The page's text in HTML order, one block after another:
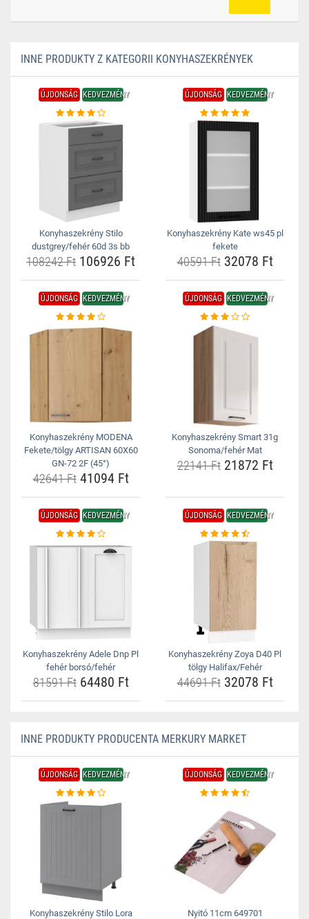
INNE PRODUKTY Z KATEGORII KONYHASZEKRÉNYEK
ÚJDONSÁG KEDVEZMÉNY
Konyhaszekrény Stilo
dustgrey/fehér 60d 3s bb
108242 Ft 106926 Ft
ÚJDONSÁG KEDVEZMÉNY
Konyhaszekrény Kate ws45 pl
fekete
40591 Ft32078 Ft
ÚJDONSÁG KEDVEZMÉNY
Konyhaszekrény MODENA
Fekete/tölgy ARTISAN 60X60
GN-72 2F (45°)
42641 Ft41094 Ft
ÚJDONSÁG KEDVEZMÉNY
Konyhaszekrény Smart 31g
Sonoma/fehér Mat
22141 Ft21872 Ft
ÚJDONSÁG KEDVEZMÉNY
Konyhaszekrény Adele Dnp Pl
fehér borsó/fehér
81591 Ft64480 Ft
ÚJDONSÁG KEDVEZMÉNY
Konyhaszekrény Zoya D40 Pl
tölgy Halifax/Fehér
44691 Ft32078 Ft
INNE PRODUKTY PRODUCENTA MERKURY MARKET
ÚJDONSÁG KEDVEZMÉNY
Konyhaszekrény Stilo Lora
ÚJDONSÁG KEDVEZMÉNY
Nyitó 11cm 649701